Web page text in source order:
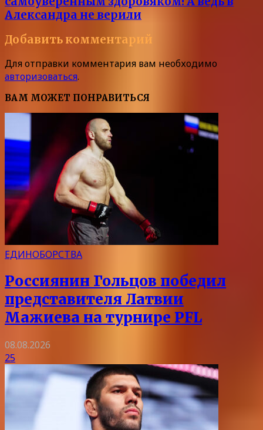
Александра не верили
Добавить комментарий
Для отправки комментария вам необходимо
авторизоваться.
ВАМ МОЖЕТ ПОНРАВИТЬСЯ
ЕДИНОБОРСТВА
Россиянин Гольцов победил
представителя Латвии
Мажиева на турнире PFL
08.08.2026
25